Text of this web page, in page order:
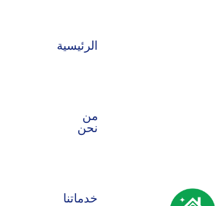
الرئيسية
من
نحن
خدماتنا